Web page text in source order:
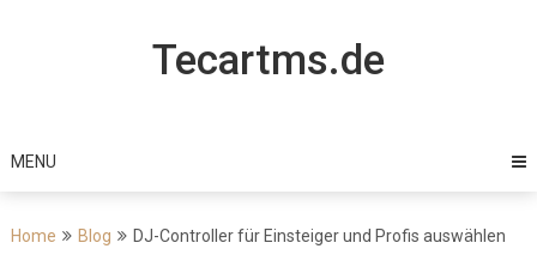
Tecartms.de
MENU
Home Blog DJ-Controller für Einsteiger und Profis auswählen